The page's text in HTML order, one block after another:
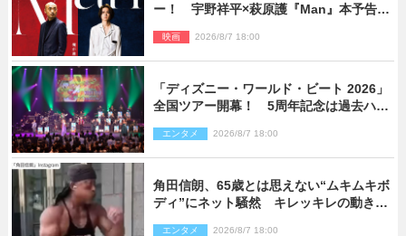
ー！ 宇野祥平×萩原護『Man』本予告＆
映画 2026/8/7 18:00
「ディズニー・ワールド・ビート 2026」
全国ツアー開幕！ 5周年記念は過去ハイ
ポート】
エンタメ 2026/8/7 18:00
角田信朗、65歳とは思えない“ムキムキボ
ディ”にネット騒然 キレッキレの動きを
エンタメ 2026/8/7 18:00